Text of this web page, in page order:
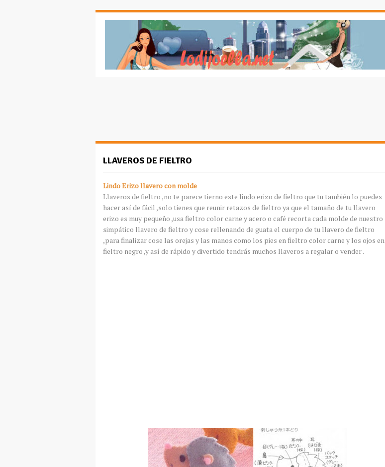
LLAVEROS DE FIELTRO
Lindo Erizo llavero con molde
Llaveros de fieltro ,no te parece tierno este lindo erizo de fieltro que tu también lo puedes
hacerasí de fácil ,solo tienes que reunir retazos de fieltro ya que el tamaño de tu llavero
erizo es muy pequeño ,usa fieltro color carne y acero o café recorta cada molde de nuestro
simpático llavero de fieltro y cose rellenando de guata el cuerpo de tu llavero de fieltro
,para finalizar cose las orejas y las manos como los pies en fieltro color carne y los ojos en
fieltro negro ,yasí de rápido y divertido tendrás muchos llaveros a regalar o vender .